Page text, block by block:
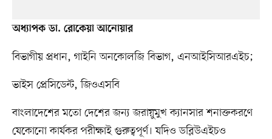
অধ্যাপক ডা. রোকেয়া আনোয়ার
বিভাগীয় প্রধান, গাইনি অনকোলজি বিভাগ, এনআইসিআরএইচ;
ভাইস প্রেসিডেন্ট, জিওএসবি
বাংলাদেশের মতো দেশের জন্য জরায়ুমুখ ক্যানসার শনাক্তকরণে
যেকোনো কার্যকর পরীক্ষাই গুরুত্বপূর্ণ। যদিও ডব্লিউএইচও